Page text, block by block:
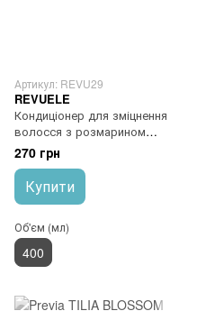
Артикул: REVU29
REVUELE
Кондиціонер для зміцнення
волосся з розмарином
REVUELE Rosemary
Strengthening Conditioner
270 грн
Купити
Об'єм (мл)
400